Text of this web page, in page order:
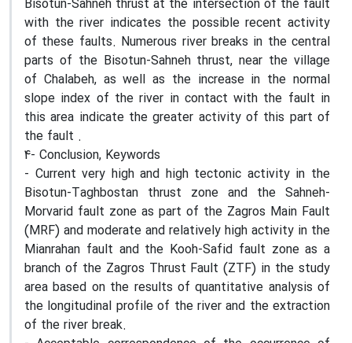
Bisotun-Sahneh thrust at the intersection of the fault
with the river indicates the possible recent activity
of these faults. Numerous river breaks in the central
parts of the Bisotun-Sahneh thrust, near the village
of Chalabeh, as well as the increase in the normal
slope index of the river in contact with the fault in
this area indicate the greater activity of this part of
the fault .
4- Conclusion, Keywords
- Current very high and high tectonic activity in the
Bisotun-Taghbostan thrust zone and the Sahneh-
Morvarid fault zone as part of the Zagros Main Fault
(MRF) and moderate and relatively high activity in the
Mianrahan fault and the Kooh-Safid fault zone as a
branch of the Zagros Thrust Fault (ZTF) in the study
area based on the results of quantitative analysis of
the longitudinal profile of the river and the extraction
of the river break.